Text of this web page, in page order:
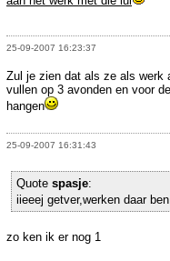
25-09-2007 16:23:37
Zul je zien dat als ze als werk
vullen op 3 avonden en voor
hangen
25-09-2007 16:31:43
Quote spasje:
iieeej getver,werken daar
zo ken ik er nog 1